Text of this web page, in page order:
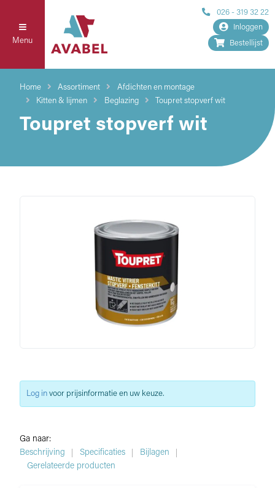
Menu
026 - 319 32 22
Inloggen
Bestellijst
Home Assortiment
Afdichten en montage
Kitten & lijmen
Beglazing Toupret stopverf wit
Toupret stopverf wit
Ga naar:
Beschrijving
Specificaties
Bijlagen
Gerelateerde producten
Log in voor prijsinformatie en uw keuze.